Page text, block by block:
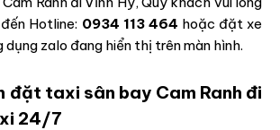
Hotline: 0934 113 464 hoặc đặt xe
zalo đang hiển thị trên màn hình.
đặt taxi sân bay Cam Ranh đi
24/7